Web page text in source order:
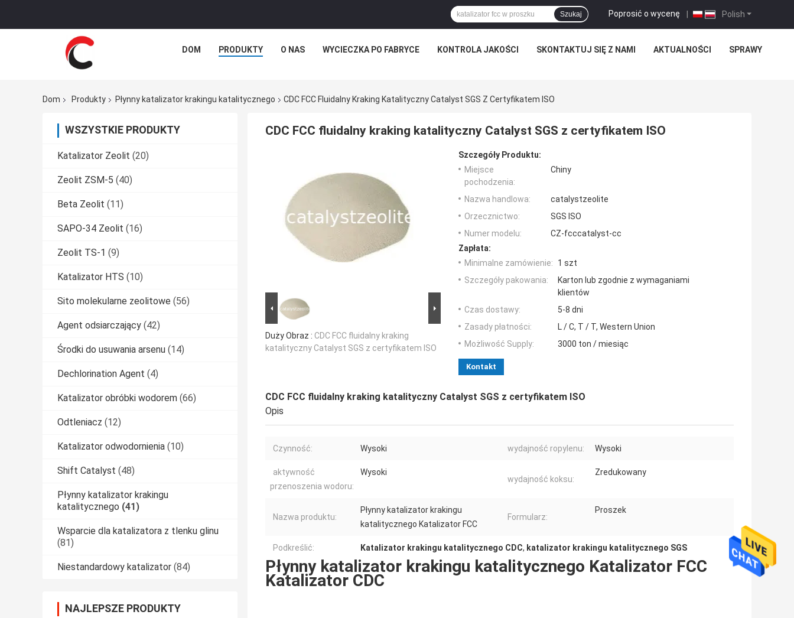
Polish
Poprosić o wycenę |
Szukaj
DOM PRODUKTY O NAS WYCIECZKA PO FABRYCE KONTROLA JAKOŚCI SKONTAKTUJ SIĘ Z NAMI AKTUALNOŚCI SPRAWY
Dom Produkty Płynny katalizator krakingu katalitycznego CDC FCC Fluidalny Kraking Katalityczny Catalyst SGS Z Certyfikatem ISO
WSZYSTKIE PRODUKTY
Katalizator Zeolit (20)
Zeolit ​​ZSM-5 (40)
Beta Zeolit (11)
SAPO-34 Zeolit (16)
Zeolit ​​TS-1 (9)
Katalizator HTS (10)
Sito molekularne zeolitowe (56)
Agent odsiarczający (42)
Środki do usuwania arsenu (14)
Dechlorination Agent (4)
Katalizator obróbki wodorem (66)
Odtleniacz (12)
Katalizator odwodornienia (10)
Shift Catalyst (48)
Płynny katalizator krakingu
katalitycznego (41)
Wsparcie dla katalizatora z tlenku glinu
(81)
Niestandardowy katalizator (84)
NAJLEPSZE PRODUKTY
CDC FCC fluidalny kraking katalityczny Catalyst SGS z certyfikatem ISO
Duży Obraz : CDC FCC fluidalny kraking
katalityczny Catalyst SGS z certyfikatem ISO
Szczegóły Produktu:
Miejsce
pochodzenia:
Chiny
Nazwa handlowa:
catalystzeolite
Orzecznictwo:
SGS ISO
Numer modelu:
CZ-fcccatalyst-cc
Zapłata:
Minimalne zamówienie:
1 szt
Szczegóły pakowania:
Karton lub zgodnie z wymaganiami
klientów
Czas dostawy:
5-8 dni
Zasady płatności:
L / C, T / T, Western Union
Możliwość Supply:
3000 ton / miesiąc
Kontakt
CDC FCC fluidalny kraking katalityczny Catalyst SGS z certyfikatem ISO
Opis
Czynność: Wysoki wydajność ropylenu: Wysoki
aktywność
przenoszenia wodoru:
Wysoki
wydajność koksu:
Zredukowany
Nazwa produktu:
Płynny katalizator krakingu
katalitycznego Katalizator FCC
Formularz:
Proszek
Podkreślić: Katalizator krakingu katalitycznego CDC, katalizator krakingu katalitycznego SGS
Płynny katalizator krakingu katalitycznego Katalizator FCC
Katalizator CDC